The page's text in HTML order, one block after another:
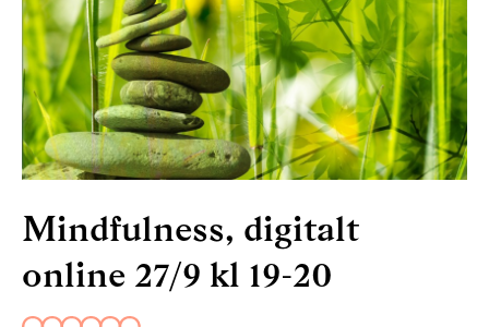
Mindfulness, digitalt
online 27/9 kl 19-20